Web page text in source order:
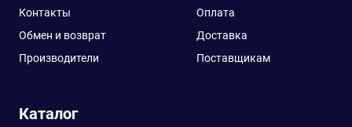
Контакты
Оплата
Обмен и возврат
Доставка
Производители
Поставщикам
Каталог